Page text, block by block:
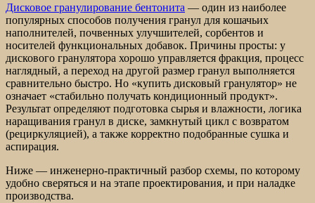
Дисковое гранулирование бентонита — один из наиболее
популярных способов получения гранул для кошачьих
наполнителей, почвенных улучшителей, сорбентов и
носителей функциональных добавок. Причины просты: у
дискового гранулятора хорошо управляется фракция, процесс
наглядный, а переход на другой размер гранул выполняется
сравнительно быстро. Но «купить дисковый гранулятор» не
означает «стабильно получать кондиционный продукт».
Результат определяют подготовка сырья и влажности, логика
наращивания гранул в диске, замкнутый цикл с возвратом
(рециркуляцией), а также корректно подобранные сушка и
аспирация.
Ниже — инженерно-практичный разбор схемы, по которому
удобно сверяться и на этапе проектирования, и при наладке
производства.